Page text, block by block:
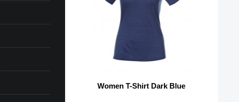
Women T-Shirt Dark Blue